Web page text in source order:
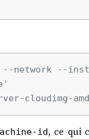
--network --
cloudimg-
id, ce qui